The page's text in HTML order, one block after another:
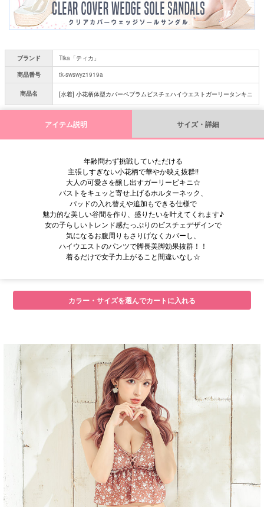
ブランド
Tika「ティカ」
商品番号
tk-swswyz1919a
商品名 [水着] 小花柄体型カバーペプラムビスチェハイウエストガーリータンキニ
アイテム説明 サイズ・詳細
年齢問わず挑戦していただける
主張しすぎない小花柄で華やか映え抜群!!
大人の可愛さを醸し出すガーリービキニ☆
バストをキュッと寄せ上げるホルターネック、
パッドの入れ替えや追加もできる仕様で
魅力的な美しい谷間を作り、盛りたいを叶えてくれます♪
女の子らしいトレンド感たっぷりのビスチェデザインで
気になるお腹周りもさりげなくカバーし、
ハイウエストのパンツで脚長美脚効果抜群！！
着るだけで女子力上がること間違いなし☆
カラー・サイズを選んでカートに入れる